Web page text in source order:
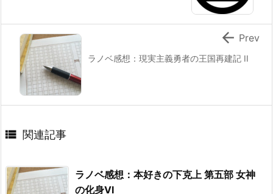
ラノベ感想：現実主義勇者の王国再建記 II
 Prev
 関連記事
ラノベ感想：本好きの下克上 第五部 女神
の化身VI